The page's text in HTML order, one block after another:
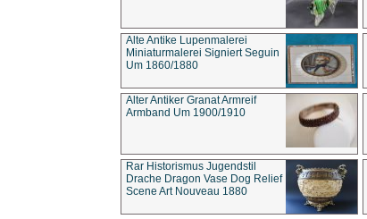
Alte Antike Lupenmalerei
Miniaturmalerei Signiert Seguin
Um 1860/1880
Alter Antiker Granat Armreif
Armband Um 1900/1910
Rar Historismus Jugendstil
Drache Dragon Vase Dog Relief
Scene Art Nouveau 1880